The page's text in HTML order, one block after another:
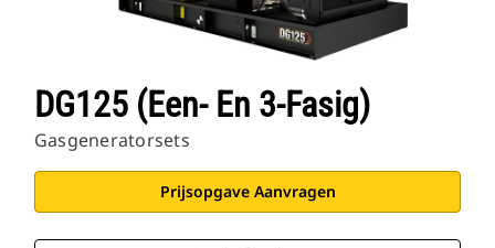
DG125 (een- En 3-Fasig)
Gasgeneratorsets
Prijsopgave Aanvragen